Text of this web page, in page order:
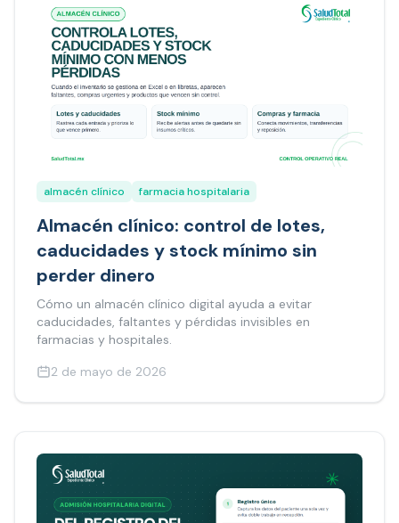
almacén clínico farmacia hospitalaria
Almacén clínico: control de lotes,
caducidades y stock mínimo sin
perder dinero
Cómo un almacén clínico digital ayuda a evitar
caducidades, faltantes y pérdidas invisibles en
farmacias y hospitales.
2 de mayo de 2026